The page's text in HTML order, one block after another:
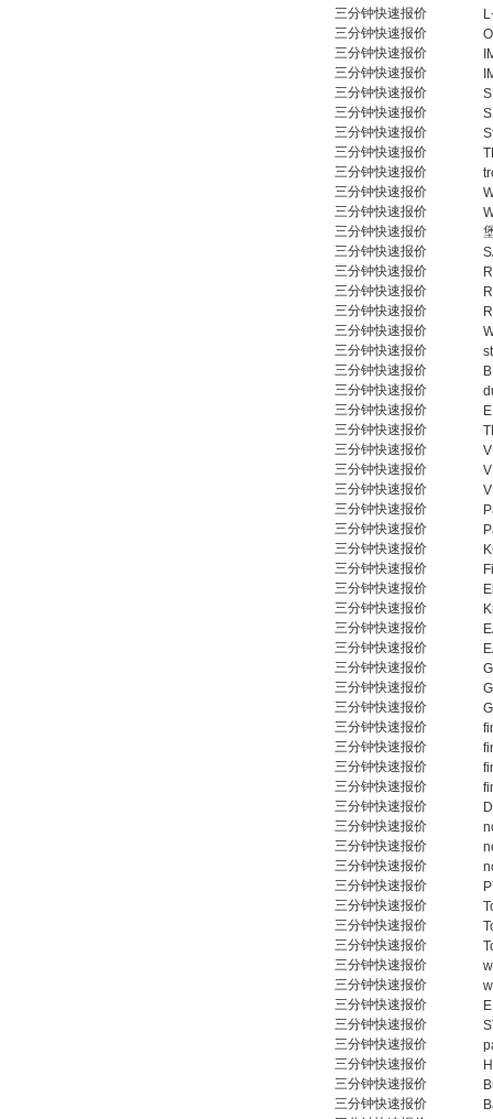
三分钟快速报价
三分钟快速报价
三分钟快速报价
三分钟快速报价
三分钟快速报价
三分钟快速报价
三分钟快速报价
三分钟快速报价
三分钟快速报价
三分钟快速报价
三分钟快速报价
三分钟快速报价
三分钟快速报价
三分钟快速报价
三分钟快速报价
三分钟快速报价
三分钟快速报价
三分钟快速报价
三分钟快速报价
三分钟快速报价
三分钟快速报价
E
三分钟快速报价
三分钟快速报价
三分钟快速报价
三分钟快速报价
三分钟快速报价
三分钟快速报价
三分钟快速报价
三分钟快速报价
三分钟快速报价
三分钟快速报价
三分钟快速报价
三分钟快速报价
三分钟快速报价
三分钟快速报价
三分钟快速报价
三分钟快速报价
三分钟快速报价
三分钟快速报价
三分钟快速报价
三分钟快速报价
三分钟快速报价
三分钟快速报价
三分钟快速报价
三分钟快速报价
三分钟快速报价
三分钟快速报价
三分钟快速报价
三分钟快速报价
三分钟快速报价
三分钟快速报价
三分钟快速报价
三分钟快速报价
三分钟快速报价
三分钟快速报价
三分钟快速报价